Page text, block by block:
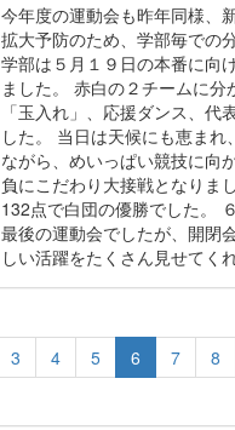
今年度の運動会も昨年同様、
拡大予防のため、学部毎での
学部は５月１９日の本番に向
ました。 赤白の２チームに
「玉入れ」、応援ダンス、代
した。 当日は天候にも恵ま
ながら、めいっぱい競技に向
負にこだわり大接戦となりま
132点で白団の優勝でした。
最後の運動会でしたが、開閉
しい活躍をたくさん見せてく
3 4 5 6 7 8